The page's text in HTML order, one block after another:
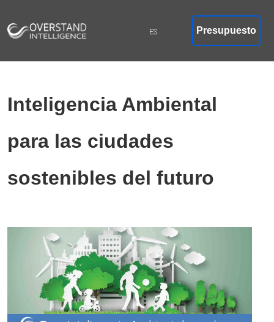
Presupuesto
Inteligencia Ambiental
para las ciudades
sostenibles del futuro